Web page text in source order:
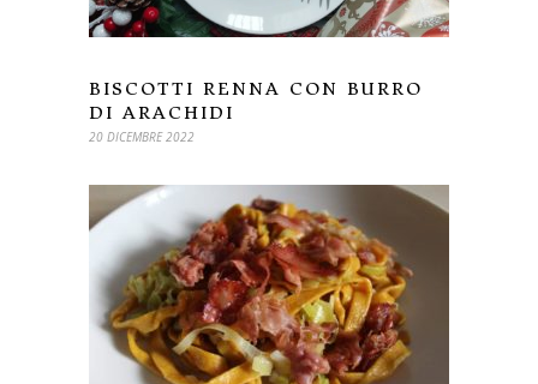
BISCOTTI RENNA CON BURRO
DI ARACHIDI
20 DICEMBRE 2022